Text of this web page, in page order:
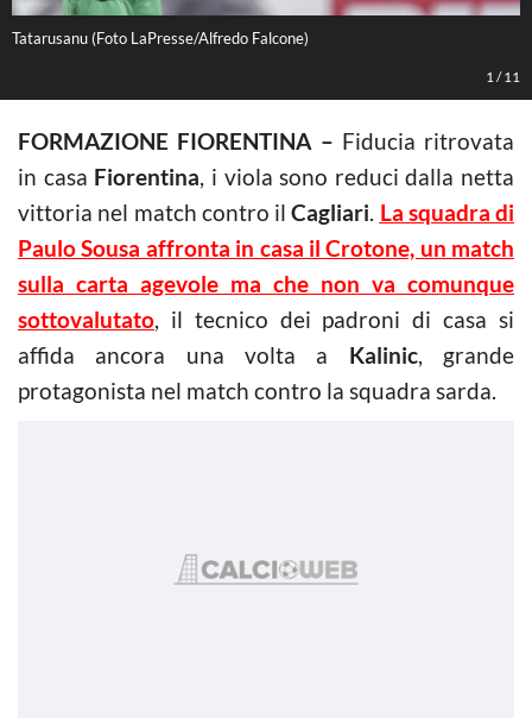
Tatarusanu (Foto LaPresse/Alfredo Falcone)
1 /11
FORMAZIONE FIORENTINA – Fiducia ritrovata
in casa Fiorentina, i viola sono reduci dalla netta
vittoria nel match contro ilCagliari. La squadra di
Paulo Sousa affronta in casa il Crotone, un match
sulla carta agevole ma che non va comunque
sottovalutato, il tecnico dei padroni di casa si
affida ancora una volta a Kalinic, grande
protagonista nel match contro la squadra sarda.